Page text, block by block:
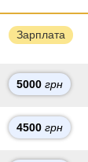
Зарплата
5000 грн
4500 грн